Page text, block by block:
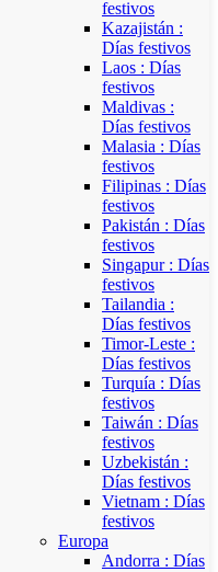
festivos
Kazajistán :
Días festivos
Laos : Días
festivos
Maldivas :
Días festivos
Malasia : Días
festivos
Filipinas : Días
festivos
Pakistán : Días
festivos
Singapur : Días
festivos
Tailandia :
Días festivos
Timor-Leste :
Días festivos
Turquía : Días
festivos
Taiwán : Días
festivos
Uzbekistán :
Días festivos
Vietnam : Días
festivos
Europa
Andorra : Días